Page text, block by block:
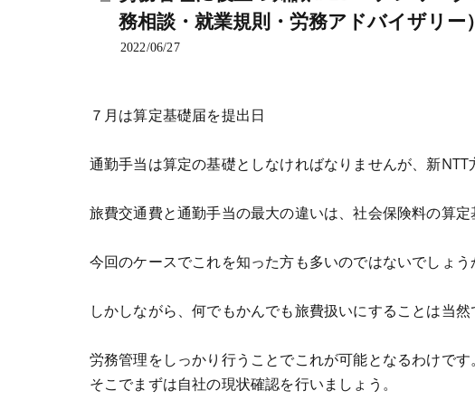
務相談・就業規則・労務アドバイザリー）
2022/06/27
７月は算定基礎届を提出日
通勤手当は算定の基礎としなければなりませんが、新NTT
旅費交通費と通勤手当の最大の違いは、社会保険料の算定
今回のケースでこれを知った方も多いのではないでしょう
しかしながら、何でもかんでも旅費扱いにすることは当然
労務管理をしっかり行うことでこれが可能となるわけです。
そこでまずは自社の現状確認を行いましょう。